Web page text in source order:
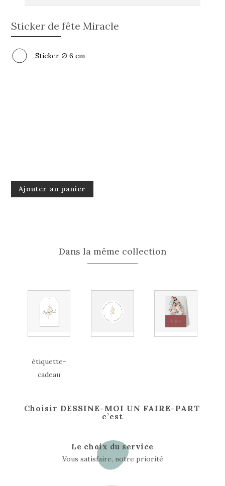
Sticker de fête Miracle
Sticker ∅ 6 cm
quantité
de
Ajouter au panier
Dans la même collection
étiquette-
cadeau
Choisir DESSINE-MOI UN FAIRE-PART
c’est
Le choix du service
Vous satisfaire, notre priorité